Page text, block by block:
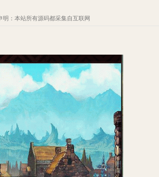
本站所有源码都采集自互联网